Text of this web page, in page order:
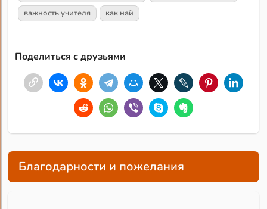
важность учителя
как най
Поделиться с друзьями
Благодарности и пожелания